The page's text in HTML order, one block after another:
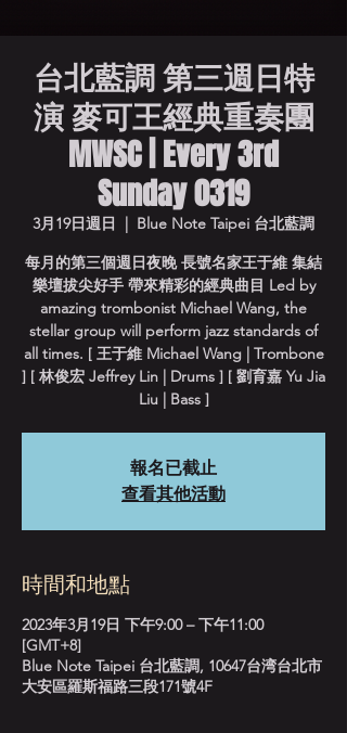
台北藍調 第三週日特
演 麥可王經典重奏團
MWSC | Every 3rd
Sunday 0319
3月19日週日
  |
Blue Note Taipei 台北藍調
每月的第三個週日夜晚 長號名家王于維 集結
樂壇拔尖好手 帶來精彩的經典曲目 Led by
amazing trombonist Michael Wang, the
stellar group will perform jazz standards of
all times. [ 王于維 Michael Wang | Trombone
] [ 林俊宏 Jeffrey Lin | Drums ] [ 劉育嘉 Yu Jia
Liu | Bass ]
報名已截止
查看其他活動
時間和地點
2023年3月19日 下午9:00 – 下午11:00
[GMT+8]
Blue Note Taipei 台北藍調, 10647台湾台北市
大安區羅斯福路三段171號4F